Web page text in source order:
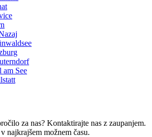
am See
za nas? Kontaktirajte nas z zaupanjem.
najkrajšem možnem času.